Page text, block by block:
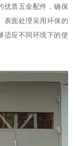
优质五金配件，确保
表面处理采用环保的
适应不同环境下的使